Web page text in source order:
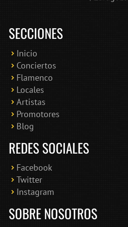
SECCIONES
Inicio
Conciertos
Flamenco
Locales
Artistas
Promotores
Blog
REDES SOCIALES
Facebook
Twitter
Instagram
SOBRE NOSOTROS